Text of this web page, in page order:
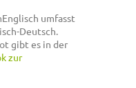
umfasst
Deutsch.
gibt es in der
zur